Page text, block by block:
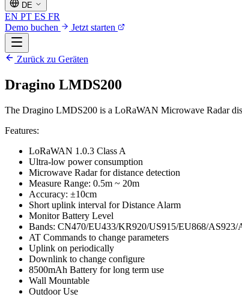
DE
EN PT ES FR
Demo buchen
Jetzt starten
Zurück zu Geräten
Dragino LMDS200
The Dragino LMDS200 is a LoRaWAN Microwave Radar
Features:
LoRaWAN 1.0.3 Class A
Ultra-low power consumption
Microwave Radar for distance detection
Measure Range: 0.5m ~ 20m
Accuracy: ±10cm
Short uplink interval for Distance Alarm
Monitor Battery Level
Bands: CN470/EU433/KR920/US915/EU868/
AT Commands to change parameters
Uplink on periodically
Downlink to change configure
8500mAh Battery for long term use
Wall Mountable
Outdoor Use